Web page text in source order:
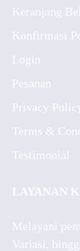
Keranjang
Konfirmasi
Login
Pesanan
Privacy
Terms &
Testimonial
LAYANAN
Melayani
Variasi,